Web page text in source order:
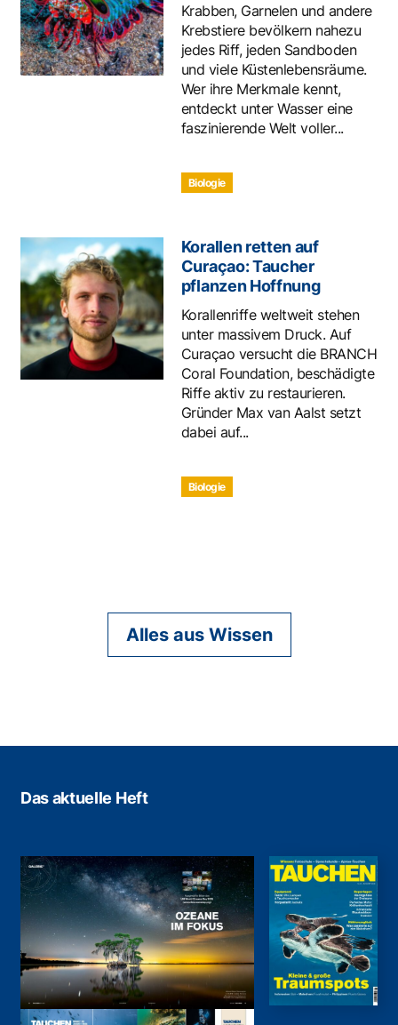
Krabben, Garnelen und andere
Krebstiere bevölkern nahezu
jedes Riff, jeden Sandboden
und viele Küstenlebensräume.
Wer ihre Merkmale kennt,
entdeckt unter Wasser eine
faszinierende Welt voller...
Biologie
Korallen retten auf
Curaçao: Taucher
pflanzen Hoffnung
Korallenriffe weltweit stehen
unter massivem Druck. Auf
Curaçao versucht die BRANCH
Coral Foundation, beschädigte
Riffe aktiv zu restaurieren.
Gründer Max van Aalst setzt
dabei auf...
Biologie
Alles aus Wissen
Das aktuelle Heft